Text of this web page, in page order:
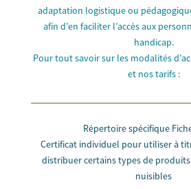
adaptation logistique ou
afin d’en faciliter l’accès aux
handicap.
Pour tout savoir sur les modalités
et nos tarifs :
Répertoire spécifique
Certificat individuel pour utiliser à
distribuer certains types de
nuisibles